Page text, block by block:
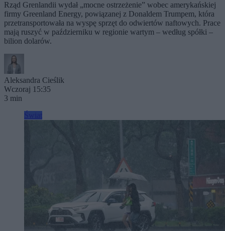
Rząd Grenlandii wydał „mocne ostrzeżenie” wobec amerykańskiej
firmy Greenland Energy, powiązanej z Donaldem Trumpem, która
przetransportowała na wyspę sprzęt do odwiertów naftowych. Prace
mają ruszyć w październiku w regionie wartym – według spółki –
bilion dolarów.
Aleksandra Cieślik
Wczoraj 15:35
3 min